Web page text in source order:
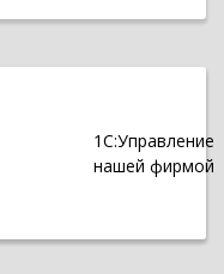
1С:Управление
нашей фирмой